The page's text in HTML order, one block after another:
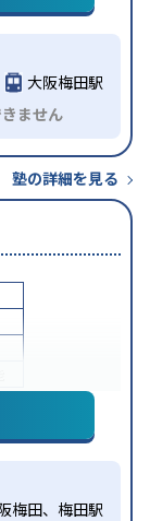
大阪梅田駅
ません
塾の詳細を見る
梅田、梅田駅